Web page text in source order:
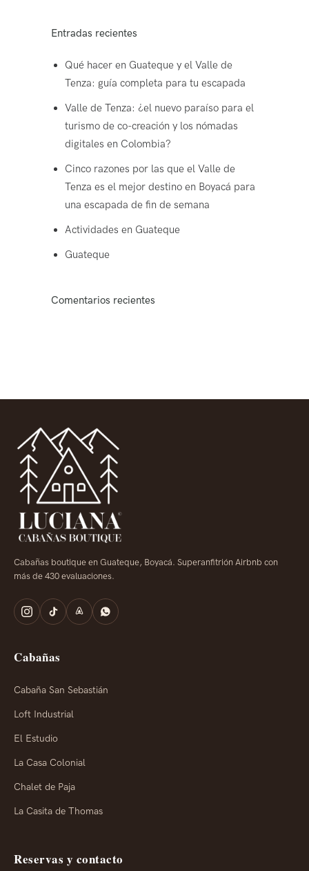
Entradas recientes
Qué hacer en Guateque y el Valle de
Tenza: guía completa para tu escapada
Valle de Tenza: ¿el nuevo paraíso para el
turismo de co-creación y los nómadas
digitales en Colombia?
Cinco razones por las que el Valle de
Tenza es el mejor destino en Boyacá para
una escapada de fin de semana
Actividades en Guateque
Guateque
Comentarios recientes
Cabañas boutique en Guateque, Boyacá. Superanfitrión Airbnb con
más de 430 evaluaciones.
Cabañas
Cabaña San Sebastián
Loft Industrial
El Estudio
La Casa Colonial
Chalet de Paja
La Casita de Thomas
Reservas y contacto